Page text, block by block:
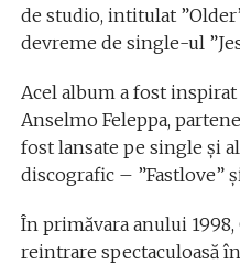
de studio, intitulat
devreme de single-ul
Acel album a fost
Anselmo Feleppa,
fost lansate pe single şi
discografic – ”Fastlove”
În primăvara anului
reintrare spectaculoasă